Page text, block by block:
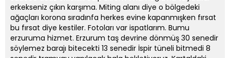
erkekseniz çıkın karşıma. Miting alanı diye o bölgedeki
ağaçları korona sıradınfa herkes evine kapanmışken fırsat
bu fırsat diye kestiler. Fotoları var ispatlarım. Bumu
erzuruma hizmet. Erzurum taş devrine dönmüş 30 senedir
söylemez barajı bitecekti 13 senedir İspir tüneli bitmedi 8